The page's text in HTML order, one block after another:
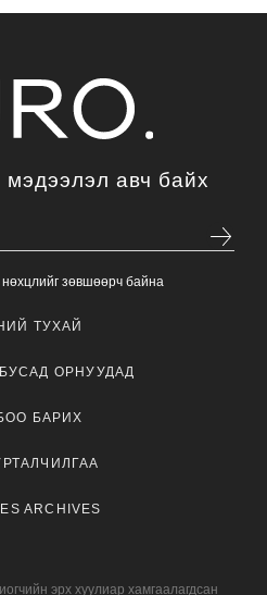
авч байх
зөвшөөрч байна
ТУХАЙ
ОРНУУДАД
БАРИХ
ARCHIVES
эрх хуулиар хамгаалагдсан